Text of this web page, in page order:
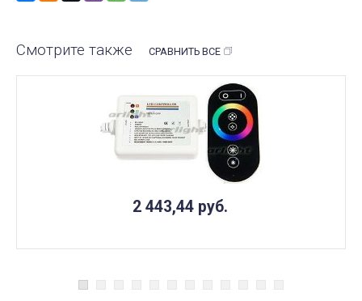
Смотрите также СРАВНИТЬ ВСЕ
2 443,44 руб.